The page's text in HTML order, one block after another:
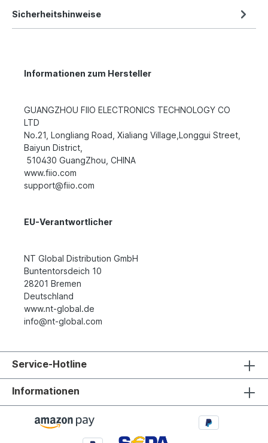
Sicherheitshinweise
Informationen zum Hersteller
GUANGZHOU FIIO ELECTRONICS TECHNOLOGY CO
LTD
No.21, Longliang Road, Xialiang Village,Longgui Street,
Baiyun District,
510430 GuangZhou, CHINA
www.fiio.com
support@fiio.com
EU-Verantwortlicher
NT Global Distribution GmbH
Buntentorsdeich 10
28201 Bremen
Deutschland
www.nt-global.de
info@nt-global.com
Service-Hotline
Informationen